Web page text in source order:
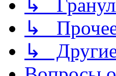
↳
↳ Прочее
↳ Другие